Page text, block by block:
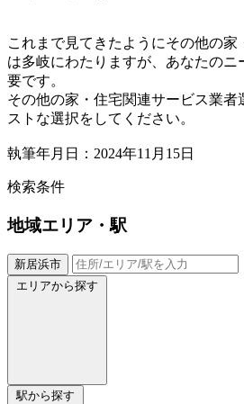
これまで見てきたようにその他の
は多岐にわたりますが、あなたの
要です。
その他の家・住宅関連サービス業
ストな選択をしてください。
執筆年月日：2024年11月15日
検索条件
地域エリア・駅
新居浜市
エリアから探す
駅から探す